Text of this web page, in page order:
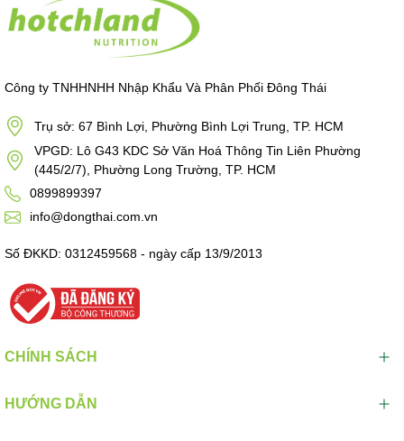
Công ty TNHHNHH Nhập Khẩu Và Phân Phối Đông Thái
Trụ sở: 67 Bình Lợi, Phường Bình Lợi Trung, TP. HCM
VPGD: Lô G43 KDC Sở Văn Hoá Thông Tin Liên Phường
(445/2/7), Phường Long Trường, TP. HCM
0899899397
info@dongthai.com.vn
Số ĐKKD: 0312459568 - ngày cấp 13/9/2013
CHÍNH SÁCH
HƯỚNG DẪN